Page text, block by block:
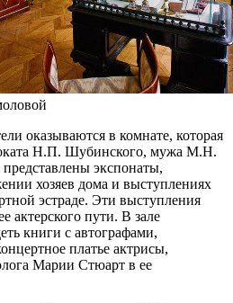
оказываются в комнате, которая
Н.П. Шубинского, мужа М.Н.
экспонаты,
хозяев дома и выступлениях
эстраде. Эти выступления
актерского пути. В зале
книги с автографами,
платье актрисы,
Марии Стюарт в ее